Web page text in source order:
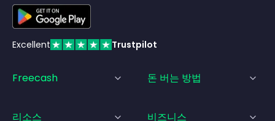
Excellent Trustpilot
Freecash 돈 버는 방법
리소스 비즈니스